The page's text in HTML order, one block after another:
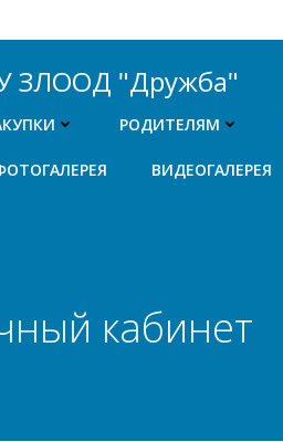
ЗЛООД "Дружба"
РОДИТЕЛЯМ
ВИДЕОГАЛЕРЕЯ
кабинет